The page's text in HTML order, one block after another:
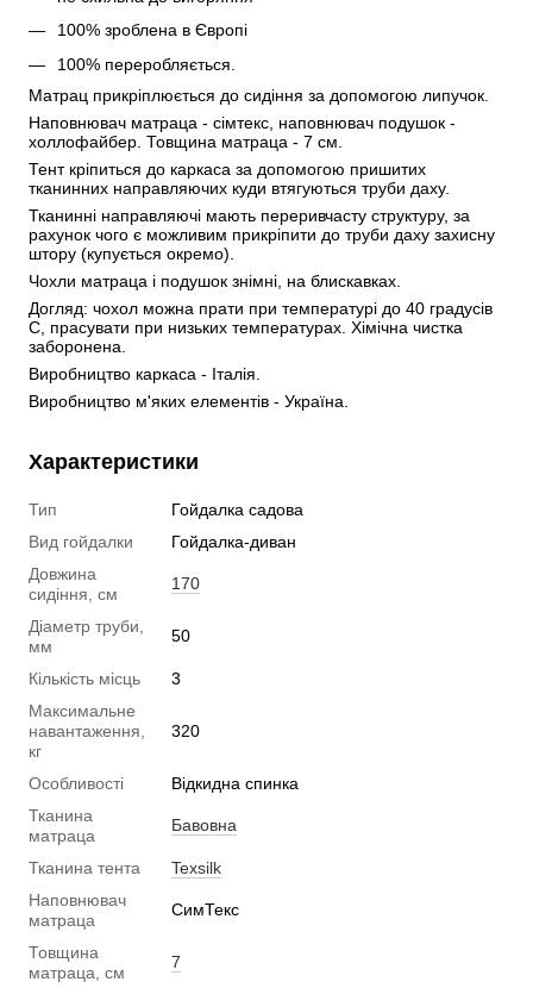
100% зроблена в Європі
100% переробляється.
Матрац прикріплюється до сидіння за допомогою липучок.
Наповнювач матраца - сімтекс, наповнювач подушок -
холлофайбер. Товщина матраца - 7 см.
Тент кріпиться до каркаса за допомогою пришитих
тканинних направляючих куди втягуються труби даху.
Тканинні направляючі мають переривчасту структуру, за
рахунок чого є можливим прикріпити до труби даху захисну
штору (купується окремо).
Чохли матраца і подушок знімні, на блискавках.
Догляд: чохол можна прати при температурі до 40 градусів
С, прасувати при низьких температурах. Хімічна чистка
заборонена.
Виробництво каркаса - Італія.
Виробництво м'яких елементів - Україна.
Характеристики
Тип
Гойдалка садова
Вид гойдалки
Гойдалка-диван
Довжина
сидіння, см
170
Діаметр труби,
мм
50
Кількість місць
3
Максимальне
навантаження,
кг
320
Особливості
Відкидна спинка
Тканина
матраца
Бавовна
Тканина тента
Texsilk
Наповнювач
матраца
СимТекс
Товщина
матраца, см
7